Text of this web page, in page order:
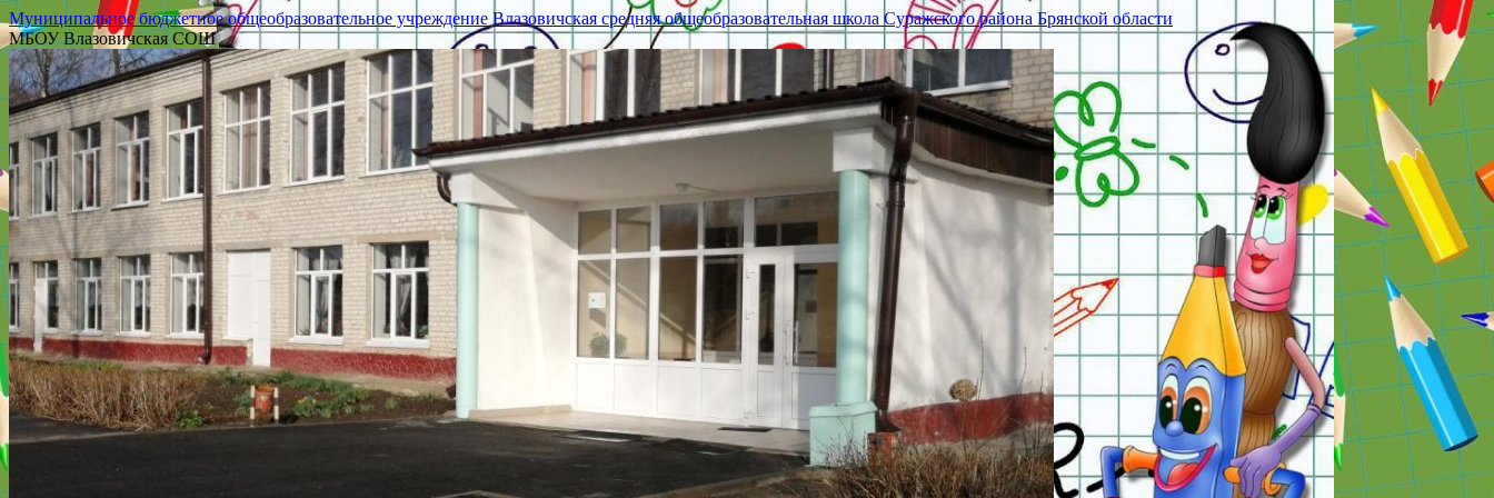
Муниципальное бюджетное общеобразовательное учреждение Влазовичская средняя общеобразовательная школа Суражского района Брянской области
МБОУ Влазовичская СОШ